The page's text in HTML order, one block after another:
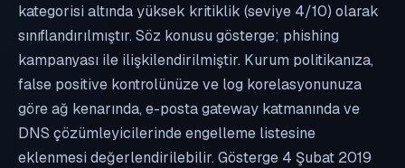
kategorisi altında yüksek kritiklik (seviye 4/10) olarak
sınıflandırılmıştır. Söz konusu gösterge; phishing
kampanyası ile ilişkilendirilmiştir. Kurum politikanıza,
false positive kontrolünüze ve log korelasyonunuza
göre ağ kenarında, e-posta gateway katmanında ve
DNS çözümleyicilerinde engelleme listesine
eklenmesi değerlendirilebilir. Gösterge 4 Şubat 2019